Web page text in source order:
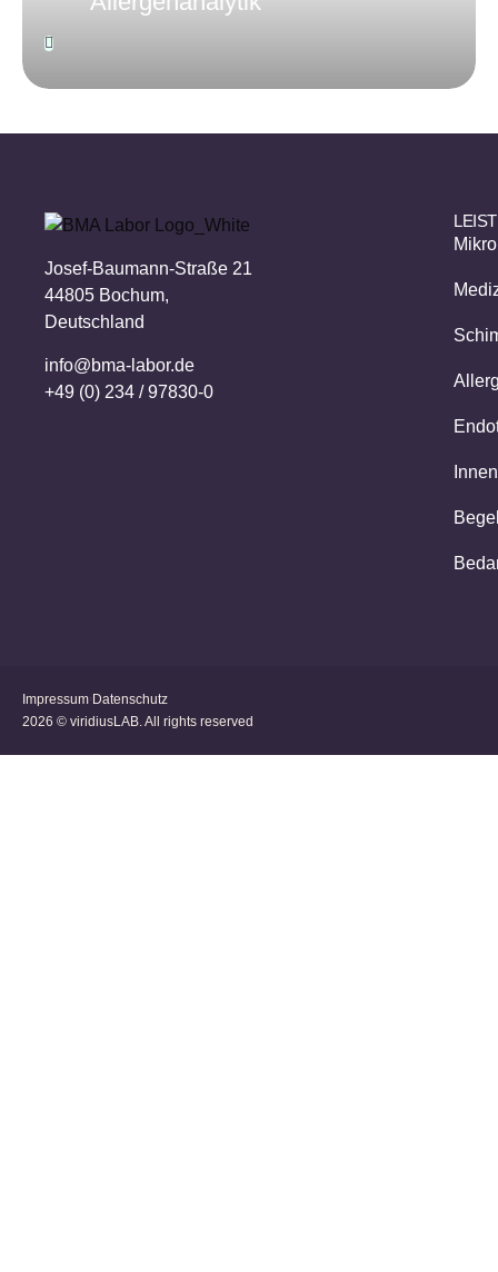
Josef-Baumann-Straße 21
44805 Bochum,
Deutschland
info@bma-labor.de
+49 (0) 234 / 97830-0
2026 © viridiusLAB. All rights reserved
Impressum Datenschutz